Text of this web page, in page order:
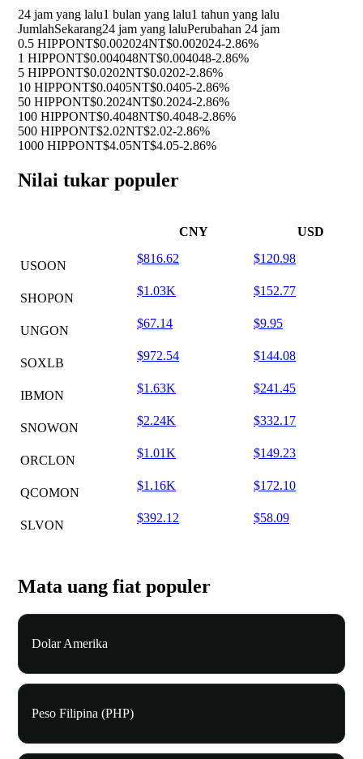
24 jam yang lalu1 bulan yang lalu1 tahun yang lalu
JumlahSekarang24 jam yang laluPerubahan 24 jam
0.5 HIPPONT$0.002024NT$0.002024-2.86%
1 HIPPONT$0.004048NT$0.004048-2.86%
5 HIPPONT$0.0202NT$0.0202-2.86%
10 HIPPONT$0.0405NT$0.0405-2.86%
50 HIPPONT$0.2024NT$0.2024-2.86%
100 HIPPONT$0.4048NT$0.4048-2.86%
500 HIPPONT$2.02NT$2.02-2.86%
1000 HIPPONT$4.05NT$4.05-2.86%
Nilai tukar populer
CNY USD
USOON
$816.62 $120.98
SHOPON
$1.03K $152.77
UNGON
$67.14 $9.95
SOXLB
$972.54 $144.08
IBMON
$1.63K $241.45
SNOWON
$2.24K $332.17
ORCLON
$1.01K $149.23
QCOMON
$1.16K $172.10
SLVON
$392.12 $58.09
Mata uang fiat populer
Dolar Amerika
Peso Filipina (PHP)